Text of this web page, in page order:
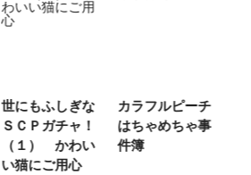
世にもふしぎな
ＳＣＰガチャ！
（１） かわい
い猫にご用心
カラフルピーチ
はちゃめちゃ事
件簿